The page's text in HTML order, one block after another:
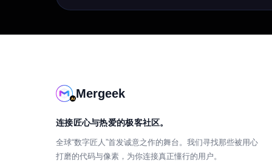
Mergeek
连接匠心与热爱的极客社区。
全球“数字匠人”首发诚意之作的舞台。我们寻找那些被用心
打磨的代码与像素，为你连接真正懂行的用户。